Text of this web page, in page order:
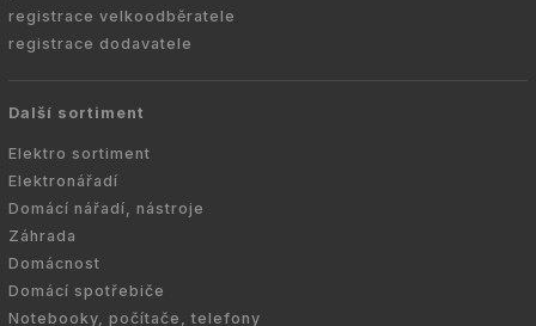
registrace velkoodběratele
registrace dodavatele
Další sortiment
Elektro sortiment
Elektronářadí
Domácí nářadí, nástroje
Záhrada
Domácnost
Domácí spotřebiče
Notebooky, počítače, telefony